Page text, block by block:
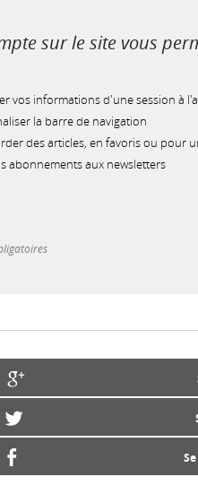
sur le site vous
vos informations d'une session à
la barre de navigation
des articles, en favoris ou pour
abonnements aux newsletters